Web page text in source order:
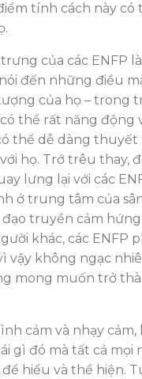
tính cách này có
của các ENFP
đến những điều
của họ – trong
có thể rất năng động
thể dễ dàng thuyết
họ. Trớ trêu thay,
lưng lại với các
ở trung tâm của
đạo truyền cảm
khác, các ENFP
vậy không ngạc
mong muốn trở
cảm và nhạy cảm,
gì đó mà tất cả mọi
hiểu và thể hiện.